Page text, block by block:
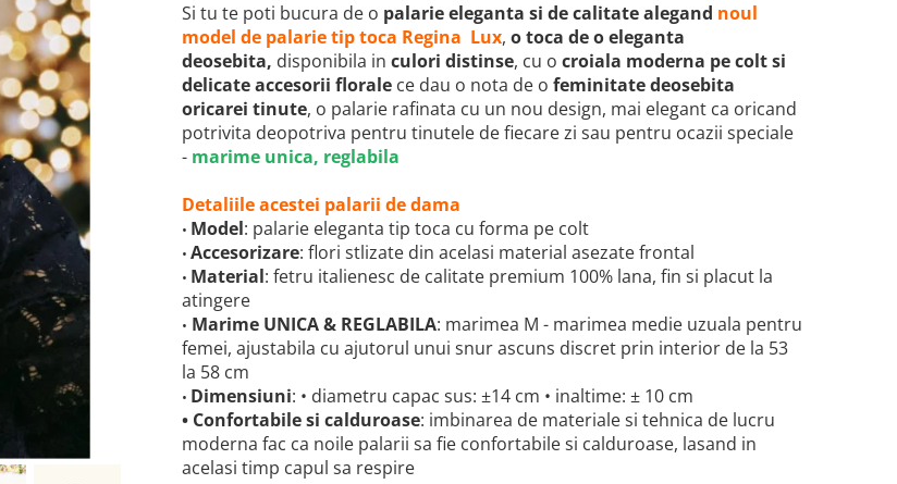
Si tu te poti bucura de o palarie eleganta si de calitate alegand noul
model de palarie tip toca Regina Lux, o toca de o eleganta
deosebita, disponibila in culori distinse, cu o croiala moderna pe colt si
delicate accesorii florale ce dau o nota de o feminitate deosebita
oricarei tinute, o palarie rafinata cu un nou design, mai elegant ca oricand
potrivita deopotriva pentru tinutele de fiecare zi sau pentru ocazii speciale
- marime unica, reglabila
Detaliile acestei palarii de dama
• Model: palarie eleganta tip toca cu forma pe colt
• Accesorizare: flori stlizate din acelasi material asezate frontal
• Material: fetru italienesc de calitate premium 100% lana, fin si placut la
atingere
• Marime UNICA & REGLABILA: marimea M - marimea medie uzuala pentru
femei, ajustabila cu ajutorul unui snur ascuns discret prin interior de la 53
la 58 cm
• Dimensiuni: • diametru capac sus: ±14 cm • inaltime: ± 10 cm
• Confortabile si calduroase: imbinarea de materiale si tehnica de lucru
moderna fac ca noile palarii sa fie confortabile si calduroase, lasand in
acelasi timp capul sa respire